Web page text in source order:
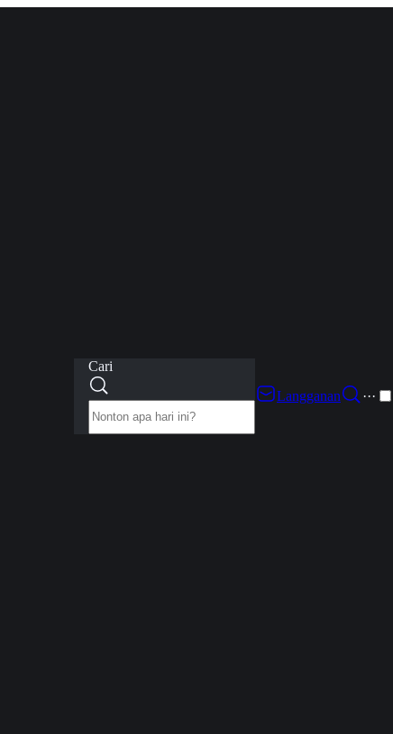
Cari
Langganan
···